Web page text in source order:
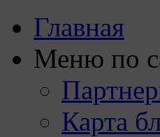
Главная
Меню по
Карта